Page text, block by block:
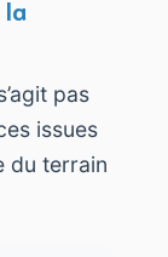
la
pas
issues
du terrain